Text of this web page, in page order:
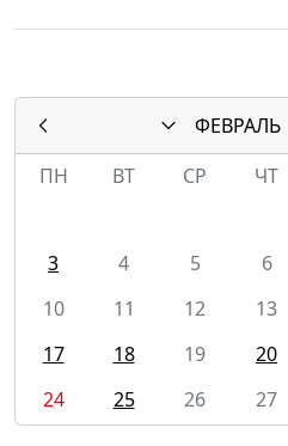
ФЕВРАЛЬ
ПН
ВТ СР ЧТ
3
4 5 6
10
11 12 13
17
18 19 20
24
25 26 27